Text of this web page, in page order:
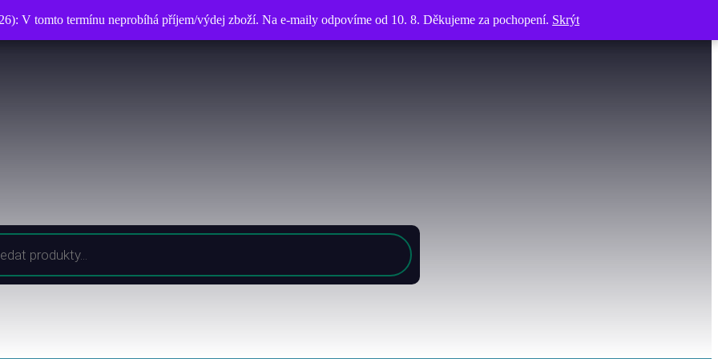
V tomto termínu neprobíhá příjem/výdej zboží. Na e-maily odpovíme od 10. 8. Děkujeme za pochopení. Skrýt
V tomto termínu neprobíhá příjem/výdej zboží. Na e-maily odpovíme od 10. 8. Děkujeme za pochopení. Skrýt